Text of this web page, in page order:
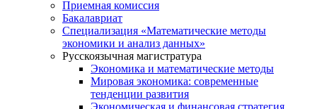
Приемная комиссия
Бакалавриат
Специализация «Математические методы
экономики и анализ данных»
Русскоязычная магистратура
Экономика и математические методы
Мировая экономика: современные
тенденции развития